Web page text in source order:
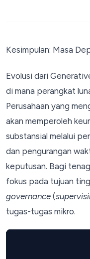
Kesimpulan: Masa
Evolusi dari
di mana perangkat
Perusahaan yang
akan memperoleh
substansial melalui
dan pengurangan
keputusan. Bagi
fokus pada tujuan
governance (
tugas-tugas mikro.